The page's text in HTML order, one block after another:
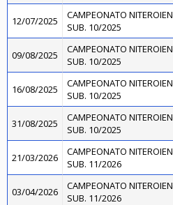
12/07/2025
CAMPEONATO
SUB. 10/2025
09/08/2025
CAMPEONATO
SUB. 10/2025
16/08/2025
CAMPEONATO
SUB. 10/2025
31/08/2025
CAMPEONATO
SUB. 10/2025
21/03/2026
CAMPEONATO
SUB. 11/2026
03/04/2026
CAMPEONATO
SUB. 11/2026